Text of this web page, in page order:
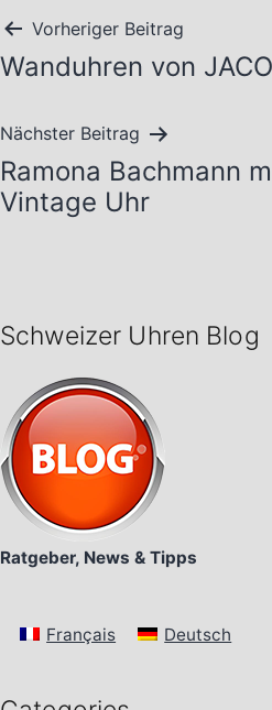
Vorheriger Beitrag
Wanduhren von
Nächster Beitrag
Ramona Bachmann
Vintage Uhr
Schweizer Uhren Blog
Ratgeber, News & Tipps
Français Deutsch